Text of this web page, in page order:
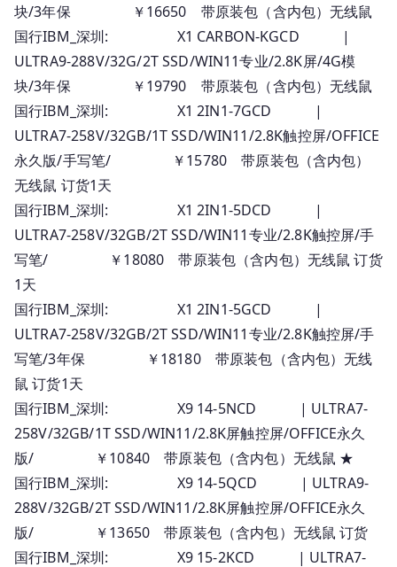
块/3年保 ￥16650 带原装包（含内包）无线鼠
国行IBM_深圳: X1 CARBON-KGCD |
ULTRA9-288V/32G/2T SSD/WIN11专业/2.8K屏/4G模
块/3年保 ￥19790 带原装包（含内包）无线鼠
国行IBM_深圳: X1 2IN1-7GCD |
ULTRA7-258V/32GB/1T SSD/WIN11/2.8K触控屏/OFFICE
永久版/手写笔/ ￥15780 带原装包（含内包）
无线鼠 订货1天
国行IBM_深圳: X1 2IN1-5DCD |
ULTRA7-258V/32GB/2T SSD/WIN11专业/2.8K触控屏/手
写笔/ ￥18080 带原装包（含内包）无线鼠 订货
1天
国行IBM_深圳: X1 2IN1-5GCD |
ULTRA7-258V/32GB/2T SSD/WIN11专业/2.8K触控屏/手
写笔/3年保 ￥18180 带原装包（含内包）无线
鼠 订货1天
国行IBM_深圳: X9 14-5NCD | ULTRA7-
258V/32GB/1T SSD/WIN11/2.8K屏触控屏/OFFICE永久
版/ ￥10840 带原装包（含内包）无线鼠 ★
国行IBM_深圳: X9 14-5QCD | ULTRA9-
288V/32GB/2T SSD/WIN11/2.8K屏触控屏/OFFICE永久
版/ ￥13650 带原装包（含内包）无线鼠 订货
国行IBM_深圳: X9 15-2KCD | ULTRA7-